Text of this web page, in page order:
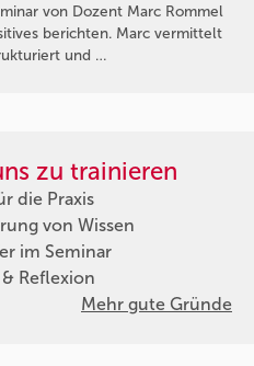
von Dozent Marc Rommel
berichten. Marc vermittelt
und …
zu trainieren
die Praxis
von Wissen
im Seminar
Reflexion
Mehr gute Gründe